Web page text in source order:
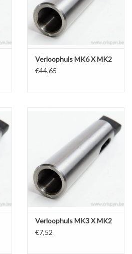
Verloophuls MK6 X MK2
€44,65
Verloophuls MK3 X MK2
€7,52